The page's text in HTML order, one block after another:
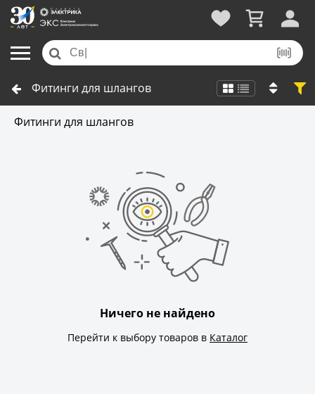
Фитинги для шлангов
Фитинги для шлангов
Ничего не найдено
Перейти к выбору товаров в Каталог